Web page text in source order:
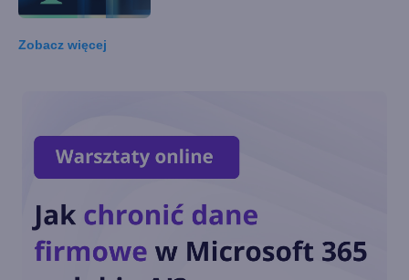
Microsoft stawia na własne
modele AI w aplikacjach i
chmurze
Zobacz więcej